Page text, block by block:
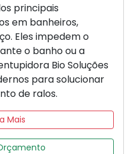
principais
em banheiros,
Eles impedem o
o banho ou a
Bio Soluções
para solucionar
de ralos.
Mais